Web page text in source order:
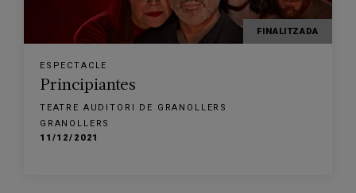
FINALITZADA
ESPECTACLE
Principiantes
TEATRE AUDITORI DE GRANOLLERS
GRANOLLERS
11/12/2021